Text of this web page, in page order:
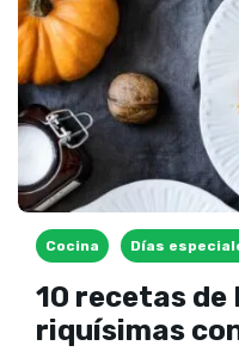
Cocina Días
10 recetas de
riquísimas